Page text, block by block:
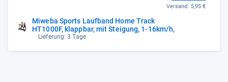
Miweba Sports Laufband Home Track
HT1000F, klappbar, mit Steigung, 1-16km/h,
Lieferung: 3 Tage
Versand: 5,95 €